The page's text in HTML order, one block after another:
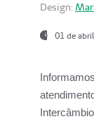
Design:
01 de